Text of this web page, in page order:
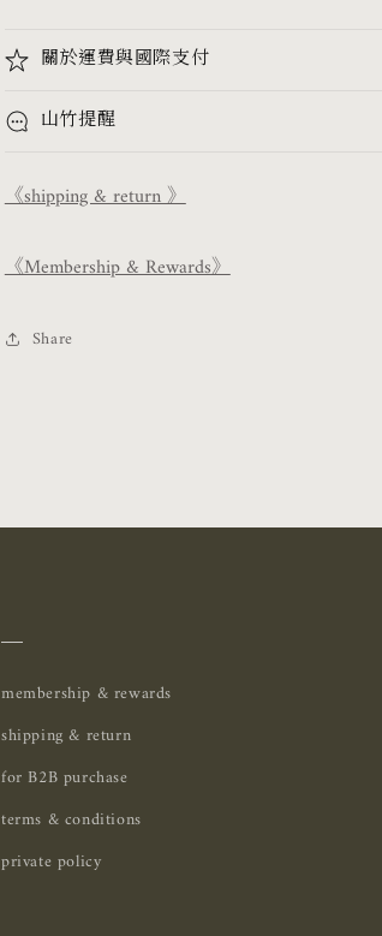
關於運費與國際支付
山竹提醒
《shipping & return 》
《Membership & Rewards》
Share
＿
membership & rewards
shipping & return
for B2B purchase
terms & conditions
private policy